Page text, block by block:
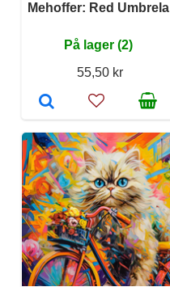
Mehoffer: Red Umbrela
På lager (2)
55,50 kr